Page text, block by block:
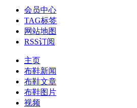
会员中心
TAG标签
网站地图
RSS订阅
主页
布鞋新闻
布鞋文章
布鞋图片
视频